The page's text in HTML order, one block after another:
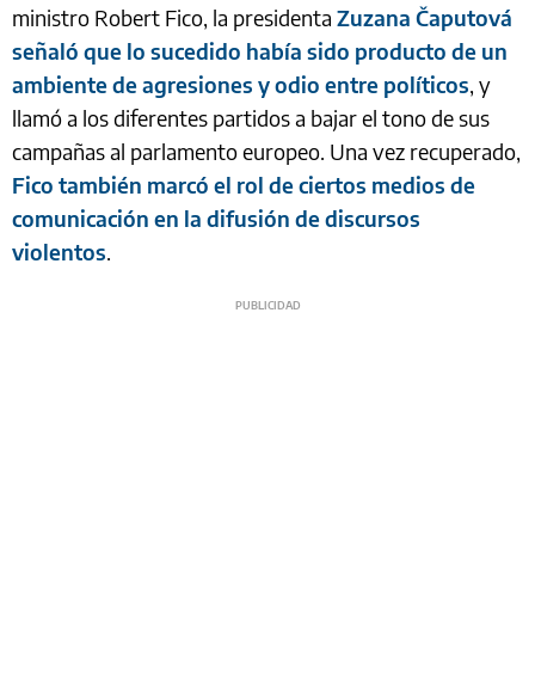
ministro Robert Fico, la presidenta Zuzana Čaputová
señaló que lo sucedido había sido producto de un
ambiente de agresiones y odio entre políticos, y
llamó a los diferentes partidos a bajar el tono de sus
campañas al parlamento europeo. Una vez recuperado,
Fico también marcó el rol de ciertos medios de
comunicación en la difusión de discursos
violentos.